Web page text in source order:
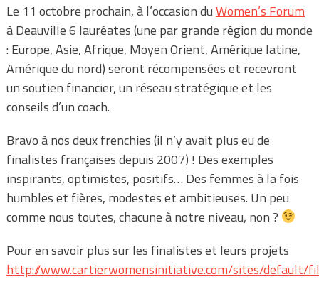
Le 11 octobre prochain, à l’occasion duWomen’s Forum
à Deauville 6 lauréates (une par grande région du monde
: Europe, Asie, Afrique, Moyen Orient, Amérique latine,
Amérique du nord) seront récompensées et recevront
un soutien financier, un réseau stratégique et les
conseils d’un coach.
Bravo à nos deux frenchies (il n’y avait plus eu de
finalistes françaises depuis 2007) ! Des exemples
inspirants, optimistes, positifs… Des femmes à la fois
humbles et fières, modestes et ambitieuses. Un peu
comme nous toutes, chacune à notre niveau, non ?
Pour en savoir plus sur les finalistes et leurs projets
http://www.cartierwomensinitiative.com/sites/default/